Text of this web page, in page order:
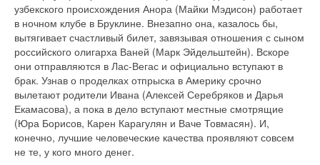
узбекского происхождения Анора (Майки Мэдисон) работает
в ночном клубе в Бруклине. Внезапно она, казалось бы,
вытягивает счастливый билет, завязывая отношения с сыном
российского олигарха Ваней (Марк Эйдельштейн). Вскоре
они отправляются в Лас-Вегас и официально вступают в
брак. Узнав о проделках отпрыска в Америку срочно
вылетают родители Ивана (Алексей Серебряков и Дарья
Екамасова), а пока в дело вступают местные смотрящие
(Юра Борисов, Карен Карагулян и Ваче Товмасян). И,
конечно, лучшие человеческие качества проявляют совсем
не те, у кого много денег.